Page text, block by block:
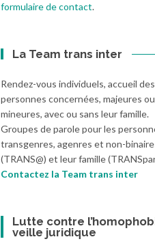
formulaire de contact.
La Team trans inter
Rendez-vous individuels, accueil des
personnes concernées, majeures ou
mineures, avec ou sans leur famille.
Groupes de parole pour les
transgenres, agenres et non-
(TRANS@) et leur famille
Contactez la Team trans inter
Lutte contre
veille juridique